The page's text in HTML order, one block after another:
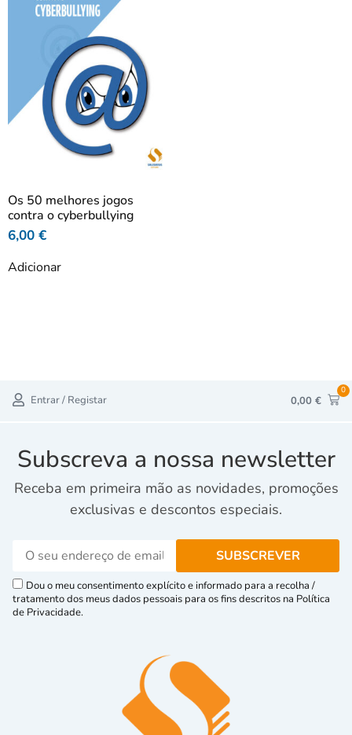
Os 50 melhores jogos
contra o cyberbullying
6,00 €
Adicionar
Entrar / Registar 0,00 €
0
Subscreva a nossa newsletter
Receba em primeira mão as novidades, promoções
exclusivas e descontos especiais.
Dou o meu consentimento explícito e informado para a recolha /
tratamento dos meus dados pessoais para os fins descritos na Política
de Privacidade.